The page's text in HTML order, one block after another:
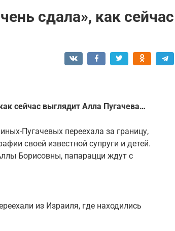
сдала», как сейчас
сейчас выглядит Алла Пугачева…
Пугачевых переехала за границу,
своей известной супруги и детей.
Борисовны, папарацци ждут с
из Израиля, где находились